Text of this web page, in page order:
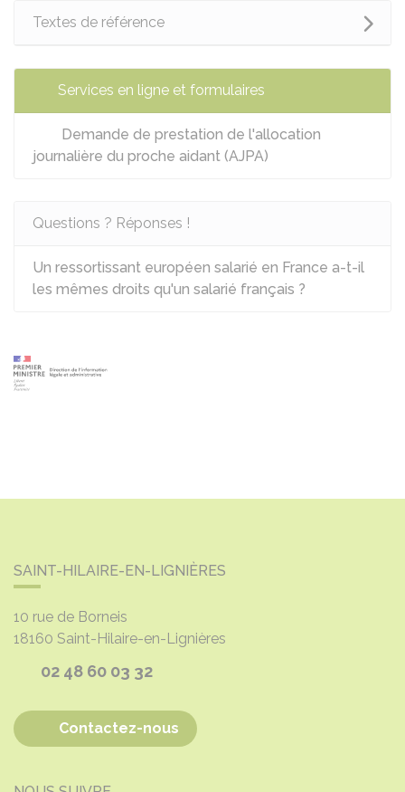
Textes de référence
Services en ligne et formulaires
Demande de prestation de l'allocation
journalière du proche aidant (AJPA)
Questions ? Réponses !
Un ressortissant européen salarié en France a-t-il
les mêmes droits qu'un salarié français ?
SAINT-HILAIRE-EN-LIGNIÈRES
10 rue de Borneis
18160 Saint-Hilaire-en-Lignières
02 48 60 03 32
Contactez-nous